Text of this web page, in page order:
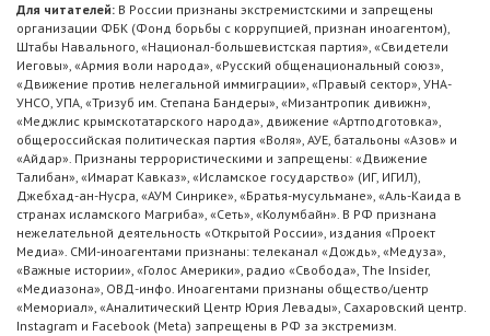
Для читателей: В России признаны экстремистскими и запрещены
организации ФБК (Фонд борьбы с коррупцией, признан иноагентом),
Штабы Навального, «Национал-большевистская партия», «Свидетели
Иеговы», «Армия воли народа», «Русский общенациональный союз»,
«Движение против нелегальной иммиграции», «Правый сектор», УНА-
УНСО, УПА, «Тризуб им. Степана Бандеры», «Мизантропик дивижн»,
«Меджлис крымскотатарского народа», движение «Артподготовка»,
общероссийская политическая партия «Воля», АУЕ, батальоны «Азов» и
«Айдар». Признаны террористическими и запрещены: «Движение
Талибан», «Имарат Кавказ», «Исламское государство» (ИГ, ИГИЛ),
Джебхад-ан-Нусра, «АУМ Синрике», «Братья-мусульмане», «Аль-Каида в
странах исламского Магриба», «Сеть», «Колумбайн». В РФ признана
нежелательной деятельность «Открытой России», издания «Проект
Медиа». СМИ-иноагентами признаны: телеканал «Дождь», «Медуза»,
«Важные истории», «Голос Америки», радио «Свобода», The Insider,
«Медиазона», ОВД-инфо. Иноагентами признаны общество/центр
«Мемориал», «Аналитический Центр Юрия Левады», Сахаровский центр.
Instagram и Facebook (Metа) запрещены в РФ за экстремизм.